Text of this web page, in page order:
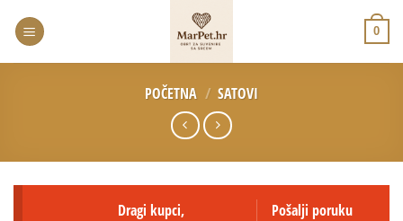
0
POČETNA / SATOVI
Pošalji poruku
Dragi kupci,